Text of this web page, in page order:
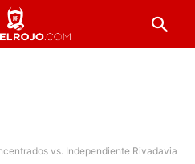
vs. Independiente Rivadavia